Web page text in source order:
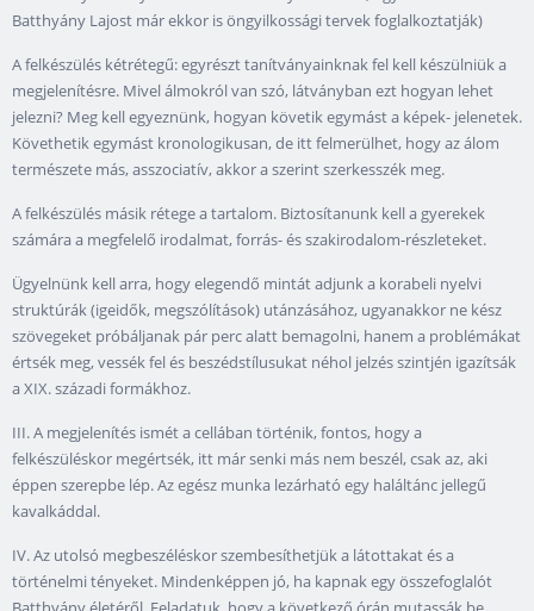
Batthyány Lajost már ekkor is öngyilkossági tervek foglalkoztatják)
A felkészülés kétrétegű: egyrészt tanítványainknak fel kell készülniük a
megjelenítésre. Mivel álmokról van szó, látványban ezt hogyan lehet
jelezni? Meg kell egyeznünk, hogyan követik egymást a képek- jelenetek.
Követhetik egymást kronologikusan, de itt felmerülhet, hogy az álom
természete más, asszociatív, akkor a szerint szerkesszék meg.
A felkészülés másik rétege a tartalom. Biztosítanunk kell a gyerekek
számára a megfelelő irodalmat, forrás- és szakirodalom-részleteket.
Ügyelnünk kell arra, hogy elegendő mintát adjunk a korabeli nyelvi
struktúrák (igeidők, megszólítások) utánzásához, ugyanakkor ne kész
szövegeket próbáljanak pár perc alatt bemagolni, hanem a problémákat
értsék meg, vessék fel és beszédstílusukat néhol jelzés szintjén igazítsák
a XIX. századi formákhoz.
III. A megjelenítés ismét a cellában történik, fontos, hogy a
felkészüléskor megértsék, itt már senki más nem beszél, csak az, aki
éppen szerepbe lép. Az egész munka lezárható egy haláltánc jellegű
kavalkáddal.
IV. Az utolsó megbeszéléskor szembesíthetjük a látottakat és a
történelmi tényeket. Mindenképpen jó, ha kapnak egy összefoglalót